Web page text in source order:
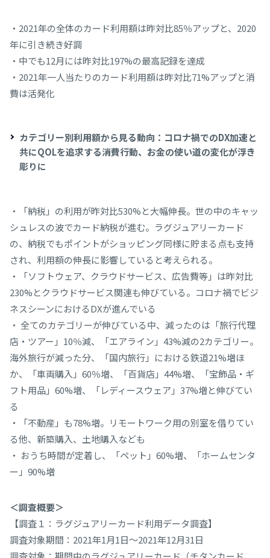
・2021年の全体のカード利用額は昨対比85％アップと、2020
年に引き続き好調
・中でも12月には昨対比197%の最高記録を達成
・2021年一人当たりのカード利用額は昨対比71%アップと消
費は活発化
カテゴリー別利用額から見る動向：コロナ禍でのDX加速と
共にQOLを追求する消費行動、お金の使い道の変化が浮き
彫りに
・「納税」の利用が昨対比530%と大幅伸長。世の中のキャッ
シュレスの波でカード納税が進む。ラグジュアリーカード
の、納税でもポイントがショッピング同様に貯まる点も支持
され、利用額の伸長に影響していると考えられる。
・「ソフトウェア、クラウドサービス、広告費等」は昨対比
230%とクラウドサービス関連も伸びている。コロナ禍でビジ
ネスシーンにおけるDXが進んでいる
・ 全てのカテゴリーが伸びている中、減ったのは「旅行代理
店・ツアー」10％減、「エアライン」43%減の2カテゴリー。
海外旅行が減った分、「国内旅行」における鉄道21%増ほ
か、「車両購入」60％増、「百貨店」44%増、「宝飾品・ギ
フト用品」60%増、「レディースウェア」37%増と伸びてい
る
・「不動産」も78%増。リモートワーク用の別室を借りてい
る他、新築購入、土地購入なども
・ おうち時間が定着し、「ペット」60%増、「ホームセンタ
ー」90%増
＜調査概要＞
【調査１：ラグジュアリーカード利用データ調査】
調査対象期間：2021年1月1日～2021年12月31日